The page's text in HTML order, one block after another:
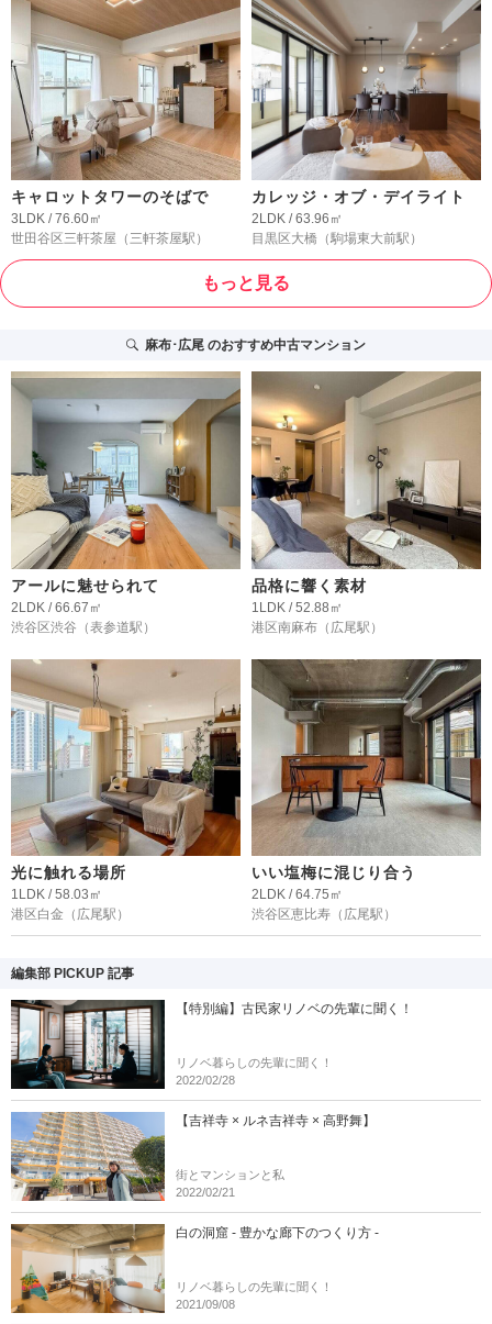
キャロットタワーのそばで
3LDK / 76.60㎡
世田谷区三軒茶屋 （三軒茶屋駅）
カレッジ・オブ・デイライト
2LDK / 63.96㎡
目黒区大橋 （駒場東大前駅）
もっと見る
麻布･広尾のおすすめ中古マンション
アールに魅せられて
2LDK / 66.67㎡
渋谷区渋谷 （表参道駅）
品格に響く素材
1LDK / 52.88㎡
港区南麻布 （広尾駅）
光に触れる場所
1LDK / 58.03㎡
港区白金 （広尾駅）
いい塩梅に混じり合う
2LDK / 64.75㎡
渋谷区恵比寿 （広尾駅）
編集部 PICKUP 記事
【特別編】古民家リノベの先輩に聞く！
リノベ暮らしの先輩に聞く！
2022/02/28
【吉祥寺 × ルネ吉祥寺 × 高野舞】
街とマンションと私
2022/02/21
白の洞窟 - 豊かな廊下のつくり方 -
リノベ暮らしの先輩に聞く！
2021/09/08